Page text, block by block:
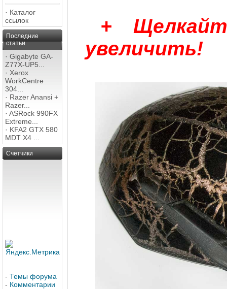
· Каталог
ссылок
Последние
статьи
· Gigabyte GA-
Z77X-UP5...
· Xerox
WorkCentre
304...
· Razer Anansi +
Razer...
· ASRock 990FX
Extreme...
· KFA2 GTX 580
MDT X4 ...
Счетчики
- Темы форума
- Комментарии
+
увеличить!